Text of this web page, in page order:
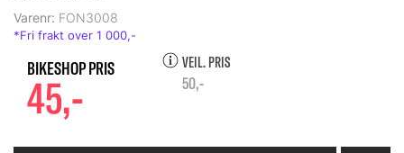
Varenr: FON3008
45,-
VEIL. PRIS
50,-